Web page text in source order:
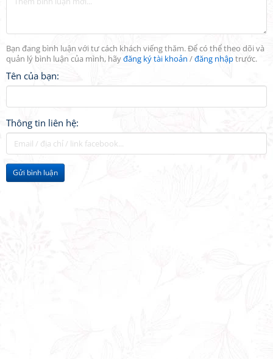
Bạn đang bình luận với tư cách khách viếng thăm. Để có thể theo dõi và
quản lý bình luận của mình, hãyđăng ký tài khoản /đăng nhậptrước.
Tên của bạn:
Thông tin liên hệ:
Gửi bình luận